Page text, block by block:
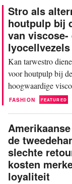
gecreëerde functie.
verklaring op
verlaat Saunders
H&M Group
De reden is een
Stro als
houtpulp bij
van viscose-
lyocellvezels
Kan tarwestro
voor houtpulp bij
hoogwaardige
lyocellvezels voor
antwoord ja. Het
Straw to
fibre future’,
van een
FASHION FEATURED
de
slechte
kosten
loyaliteit